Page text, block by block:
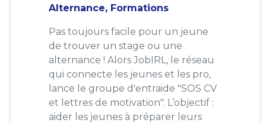
Alternance, Formations
Pas toujours facile pour un jeune
de trouver un stage ou une
alternance ! Alors JobIRL, le réseau
qui connecte les jeunes et les pro,
lance le groupe d'entraide "SOS CV
et lettres de motivation". L’objectif :
aider les jeunes à préparer leurs